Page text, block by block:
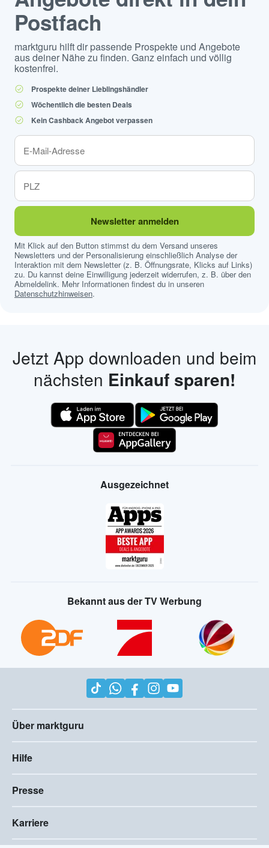
Postfach
marktguru hilft dir passende Prospekte und Angebote
aus deiner Nähe zu finden. Ganz einfach und völlig
kostenfrei.
Prospekte deiner Lieblingshändler
Wöchentlich die besten Deals
Kein Cashback Angebot verpassen
Newsletter anmelden
Mit Klick auf den Button stimmst du dem Versand unseres
Newsletters und der Personalisierung einschließlich Analyse der
Interaktion mit dem Newsletter (z. B. Öffnungsrate, Klicks auf Links)
zu. Du kannst deine Einwilligung jederzeit widerrufen, z. B. über den
Abmeldelink. Mehr Informationen findest du in unseren
Datenschutzhinweisen.
Jetzt App downloaden und beim
nächsten Einkauf sparen!
Ausgezeichnet
Bekannt aus der TV Werbung
Über marktguru
Hilfe
Presse
Karriere